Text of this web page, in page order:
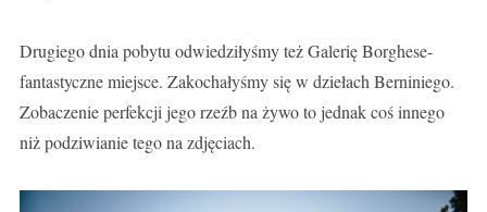
Drugiego dnia pobytu odwiedziłyśmy też Galerię Borghese-
fantastyczne miejsce. Zakochałyśmy się w dziełach Berniniego.
Zobaczenie perfekcji jego rzeźb na żywo to jednak coś innego
niż podziwianie tego na zdjęciach.